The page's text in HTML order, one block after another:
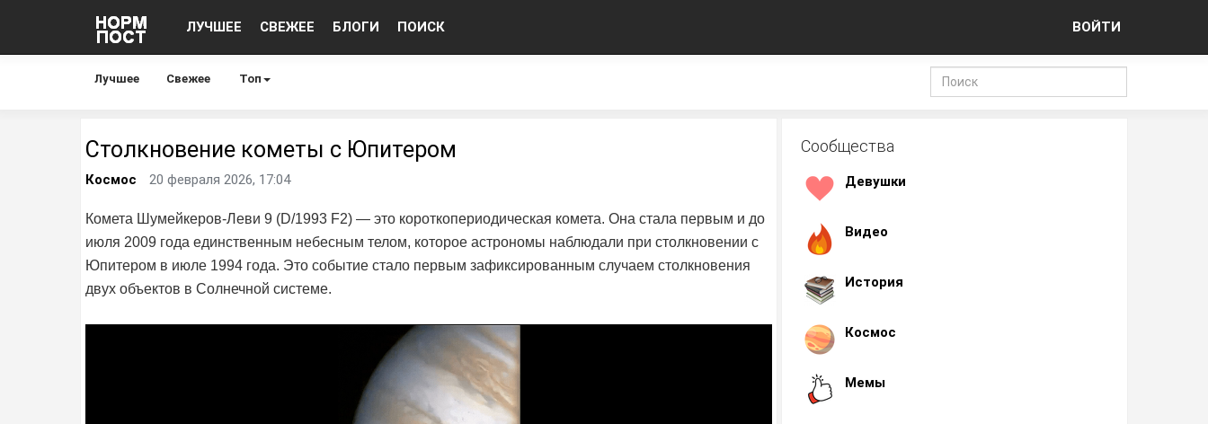
ЛУЧШЕЕ СВЕЖЕЕ БЛОГИ ПОИСК ВОЙТИ
Лучшее Свежее Топ
Столкновение кометы с Юпитером
Космос 20 февраля 2026, 17:04
Комета Шумейкеров-Леви 9 (D/1993 F2) — это короткопериодическая комета. Она стала первым и до
июля 2009 года единственным небесным телом, которое астрономы наблюдали при столкновении с
Юпитером в июле 1994 года. Это событие стало первым зафиксированным случаем столкновения
двух объектов в Солнечной системе.
Сообщества
Девушки
Видео
История
Космос
Мемы